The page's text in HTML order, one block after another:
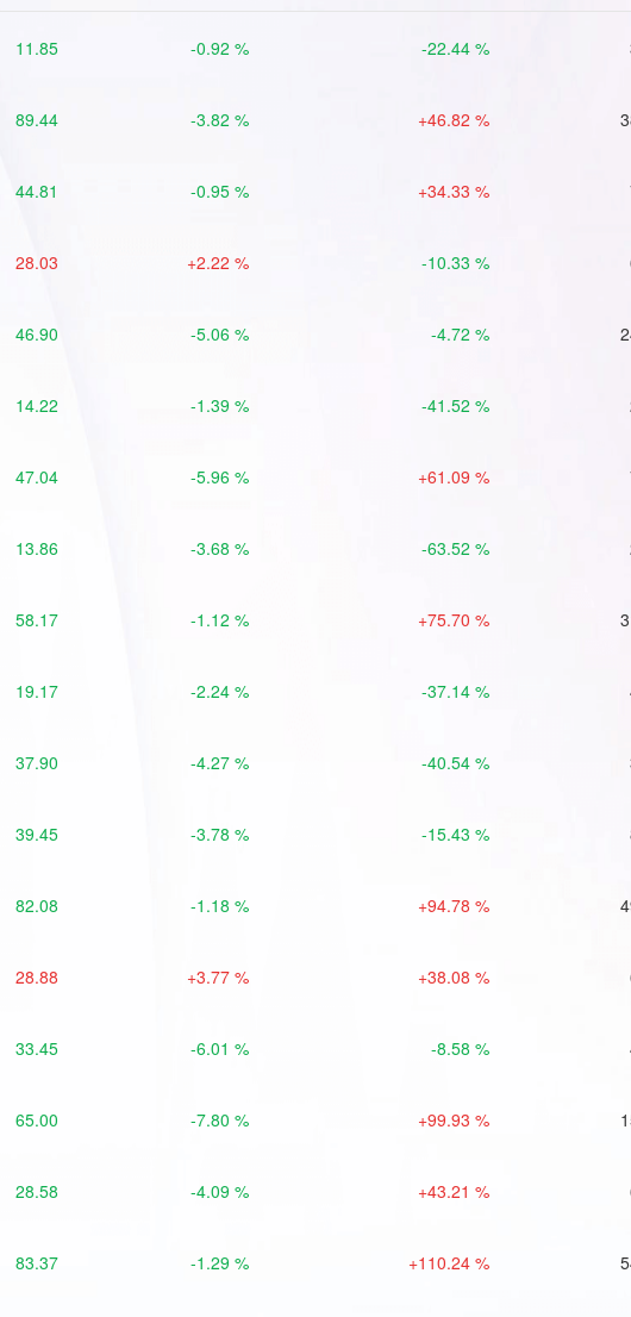
11.85 -0.92 % -22.44 %
89.44 -3.82 % +46.82 %
44.81 -0.95 % +34.33 %
28.03 +2.22 % -10.33 %
46.90 -5.06 % -4.72 %
14.22 -1.39 % -41.52 %
47.04 -5.96 % +61.09 %
13.86 -3.68 % -63.52 %
58.17 -1.12 % +75.70 %
19.17 -2.24 % -37.14 %
37.90 -4.27 % -40.54 %
39.45 -3.78 % -15.43 %
82.08 -1.18 % +94.78 %
28.88 +3.77 % +38.08 %
33.45 -6.01 % -8.58 %
65.00 -7.80 % +99.93 %
28.58 -4.09 % +43.21 %
83.37 -1.29 % +110.24 %